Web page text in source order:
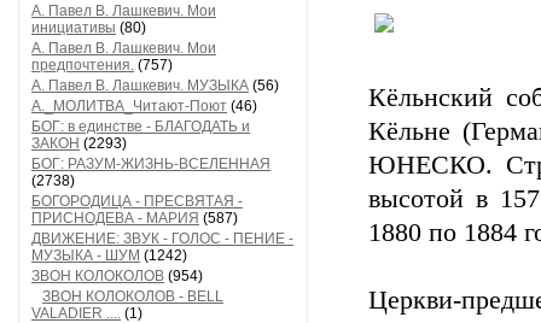
А. Павел В. Лашкевич. Мои
инициативы (80)
А. Павел В. Лашкевич. Мои
предпочтения. (757)
А. Павел В. Лашкевич. МУЗЫКА (56)
А._МОЛИТВА_Читают-Поют (46)
БОГ: в единстве - БЛАГОДАТЬ и
ЗАКОН (2293)
БОГ: РАЗУМ-ЖИЗНЬ-ВСЕЛЕННАЯ
(2738)
БОГОРОДИЦА - ПРЕСВЯТАЯ -
ПРИСНОДЕВА - МАРИЯ (587)
ДВИЖЕНИЕ: ЗВУК - ГОЛОС - ПЕНИЕ -
МУЗЫКА - ШУМ (1242)
ЗВОН КОЛОКОЛОВ (954)
ЗВОН КОЛОКОЛОВ - BELL
VALADIER .... (1)
Кёльнский
Кёльне
ЮНЕСКО.
высотой в
1880 по 1884
Церкви-